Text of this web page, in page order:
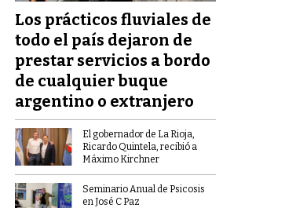
Los prácticos fluviales de
todo el país dejaron de
prestar servicios a bordo
de cualquier buque
argentino o extranjero
El gobernador de La Rioja,
Ricardo Quintela, recibió a
Máximo Kirchner
Seminario Anual de Psicosis
en José C Paz